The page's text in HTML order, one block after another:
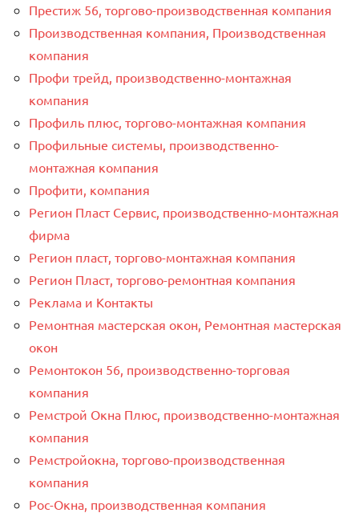
Престиж 56, торгово-производственная компания
Производственная компания, Производственная
компания
Профи трейд, производственно-монтажная
компания
Профиль плюс, торгово-монтажная компания
Профильные системы, производственно-
монтажная компания
Профити, компания
Регион Пласт Сервис, производственно-монтажная
фирма
Регион пласт, торгово-монтажная компания
Регион Пласт, торгово-ремонтная компания
Реклама и Контакты
Ремонтная мастерская окон, Ремонтная мастерская
окон
Ремонтокон 56, производственно-торговая
компания
Ремстрой Окна Плюс, производственно-монтажная
компания
Ремстройокна, торгово-производственная
компания
Рос-Окна, производственная компания